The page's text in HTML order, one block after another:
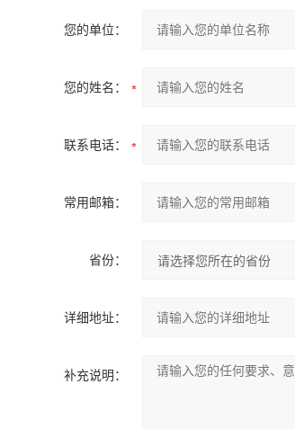
您的单位：
您的姓名：
联系电话：
常用邮箱：
省份：
详细地址：
补充说明：